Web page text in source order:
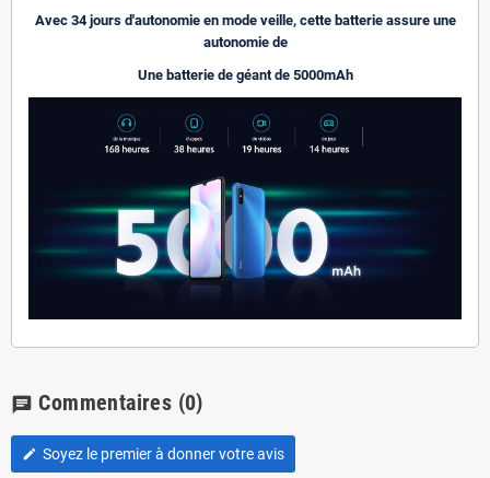
Avec 34 jours d'autonomie en mode veille, cette batterie assure une
autonomie de
Une batterie de géant de 5000mAh
chat Commentaires (0)
edit Soyez le premier à donner votre avis